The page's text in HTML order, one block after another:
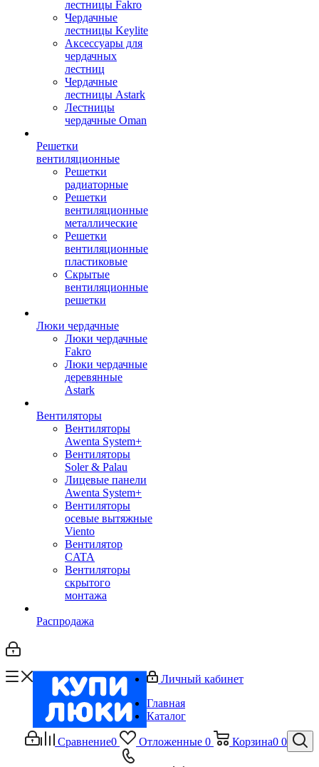
лестницы Fakro
Чердачные
лестницы Keylite
Аксессуары для
чердачных
лестниц
Чердачные
лестницы Astark
Лестницы
чердачные Oman
Решетки
вентиляционные
Решетки
радиаторные
Решетки
вентиляционные
металлические
Решетки
вентиляционные
пластиковые
Скрытые
вентиляционные
решетки
Люки чердачные
Люки чердачные
Fakro
Люки чердачные
деревянные
Astark
Вентиляторы
Вентиляторы
Awenta System+
Вентиляторы
Soler & Palau
Лицевые панели
Awenta System+
Вентиляторы
осевые вытяжные
Viento
Вентилятор
CATA
Вентиляторы
скрытого
монтажа
Распродажа
Сравнение0 Отложенные 0 Корзина0 0
Личный кабинет
Главная
Каталог